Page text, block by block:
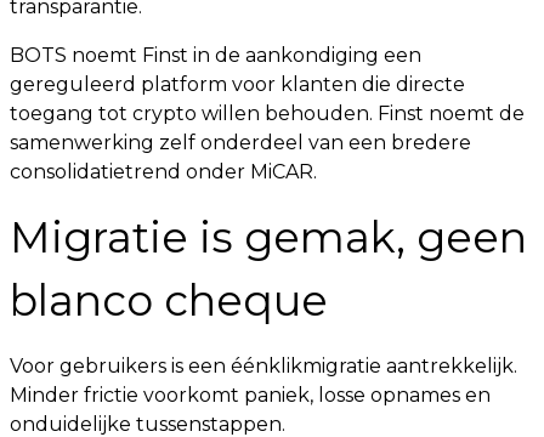
transparantie.
BOTS noemt Finst in de aankondiging een
gereguleerd platform voor klanten die directe
toegang tot crypto willen behouden. Finst noemt de
samenwerking zelf onderdeel van een bredere
consolidatietrend onder MiCAR.
Migratie is gemak, geen
blanco cheque
Voor gebruikers is een éénklikmigratie aantrekkelijk.
Minder frictie voorkomt paniek, losse opnames en
onduidelijke tussenstappen.